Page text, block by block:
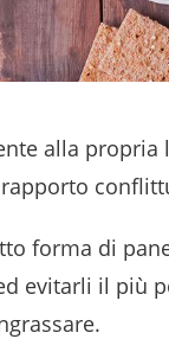
alla propria
forma di
evitarli il più